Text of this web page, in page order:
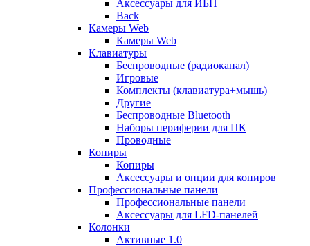
Аксессуары для ИБП
Back
Камеры Web
Камеры Web
Клавиатуры
Беспроводные (радиоканал)
Игровые
Комплекты (клавиатура+мышь)
Другие
Беспроводные Bluetooth
Наборы периферии для ПК
Проводные
Копиры
Копиры
Аксессуары и опции для копиров
Профессиональные панели
Профессиональные панели
Аксессуары для LFD-панелей
Колонки
Активные 1.0